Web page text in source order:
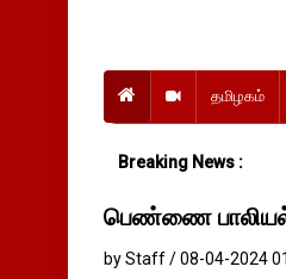
தமிழகம்
Breaking News :
பெண்ணை பாலியல்
by Staff / 08-04-2024